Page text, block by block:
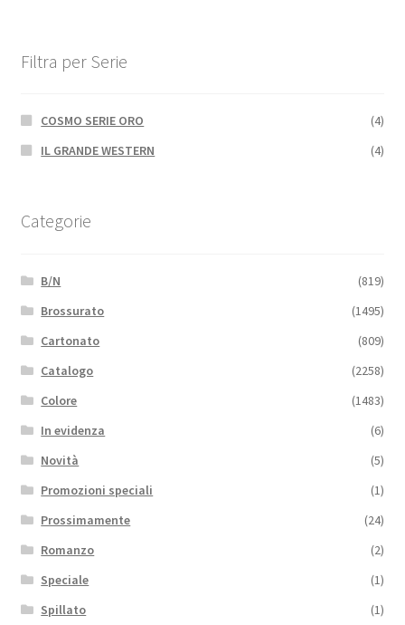
Filtra per Serie
COSMO SERIE ORO
(4)
IL GRANDE WESTERN
(4)
Categorie
B/N
(819)
Brossurato
(1495)
Cartonato
(809)
Catalogo
(2258)
Colore
(1483)
In evidenza
(6)
Novità
(5)
Promozioni speciali
(1)
Prossimamente
(24)
Romanzo
(2)
Speciale
(1)
Spillato
(1)